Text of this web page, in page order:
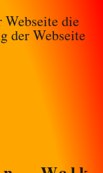
Webseite die
der Webseite